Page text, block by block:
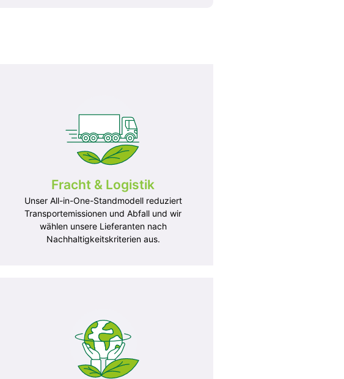
Fracht & Logistik
Unser All-in-One-Standmodell reduziert
Transportemissionen und Abfall und wir
wählen unsere Lieferanten nach
Nachhaltigkeitskriterien aus.
Fracht & Logistik
Wir nutzen Nachhaltigkeitskriterien in
Verträgen und Angebotsanfragen